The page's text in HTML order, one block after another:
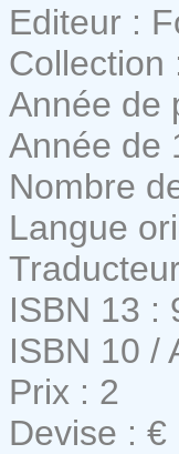
Editeur :
Collection
Année de
Année de
Nombre
Langue
ISBN 13 :
ISBN 10 /
Prix : 2
Devise : €